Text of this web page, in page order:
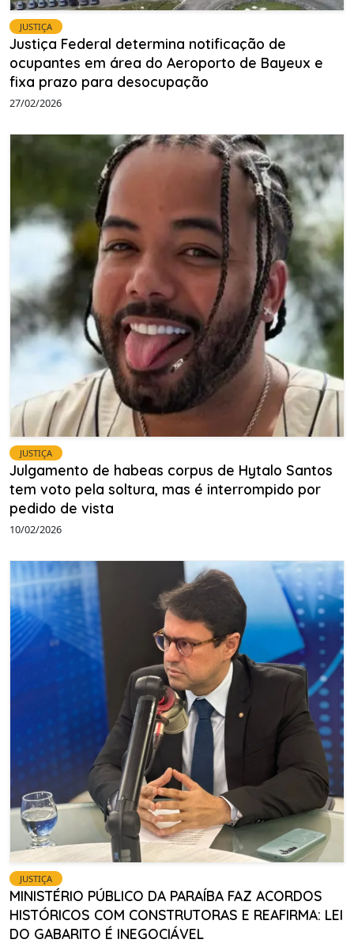
JUSTIÇA
Justiça Federal determina notificação de
ocupantes em área do Aeroporto de Bayeux e
fixa prazo para desocupação
27/02/2026
JUSTIÇA
Julgamento de habeas corpus de Hytalo Santos
tem voto pela soltura, mas é interrompido por
pedido de vista
10/02/2026
JUSTIÇA
MINISTÉRIO PÚBLICO DA PARAÍBA FAZ ACORDOS
HISTÓRICOS COM CONSTRUTORAS E REAFIRMA: LEI
DO GABARITO É INEGOCIÁVEL